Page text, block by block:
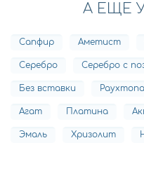
А ЕЩЕ
Сапфир Аметист
Серебро Серебро с
Без вставки
Агат Платина
Эмаль Хризолит